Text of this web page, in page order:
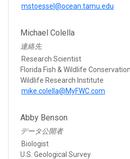
mstoessel@ocean.tamu.edu
Michael Colella
連絡先
Research Scientist
Florida Fish & Wildlife
Wildlife Research Institute
mike.colella@MyFWC.com
Abby Benson
データ公開者
Biologist
U.S. Geological Survey